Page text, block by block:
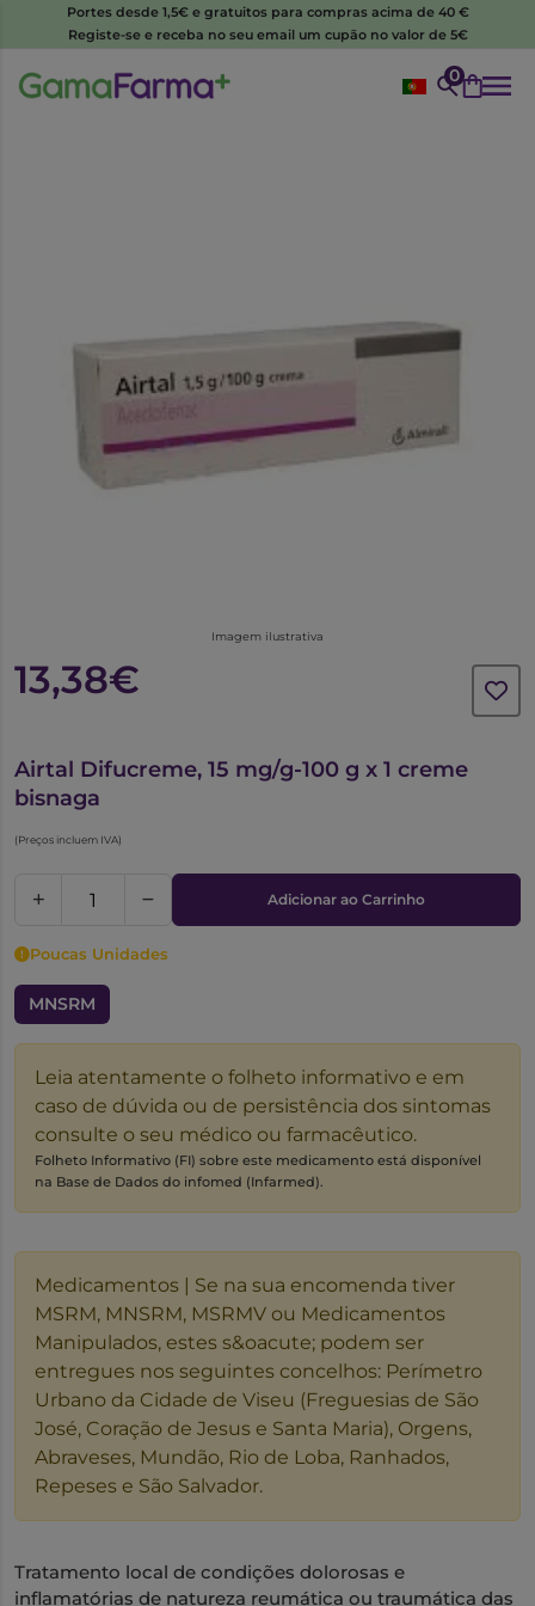
Portes desde 1,5€ e gratuitos para compras acima de 40 €
Registe-se e receba no seu email um cupão no valor de 5€
0
Imagem ilustrativa
13,38€
Airtal Difucreme, 15 mg/g-100 g x 1 creme
bisnaga
(Preços incluem IVA)
Adicionar ao Carrinho
Poucas Unidades
MNSRM
Leia atentamente o folheto informativo e em
caso de dúvida ou de persistência dos sintomas
consulte o seu médico ou farmacêutico.
Folheto Informativo (FI) sobre este medicamento está disponível
na Base de Dados do infomed (Infarmed).
Medicamentos | Se na sua encomenda tiver
MSRM, MNSRM, MSRMV ou Medicamentos
Manipulados, estes s&oacute; podem ser
entregues nos seguintes concelhos: Perímetro
Urbano da Cidade de Viseu (Freguesias de São
José, Coração de Jesus e Santa Maria), Orgens,
Abraveses, Mundão, Rio de Loba, Ranhados,
Repeses e São Salvador.
Tratamento local de condições dolorosas e
inflamatórias de natureza reumática ou traumática das